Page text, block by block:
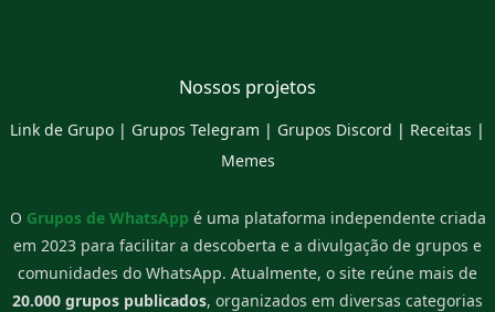
Nossos projetos
Link de Grupo | Grupos Telegram | Grupos Discord | Receitas |
Memes
O Grupos de WhatsApp é uma plataforma independente criada
em 2023 para facilitar a descoberta e a divulgação de grupos e
comunidades do WhatsApp. Atualmente, o site reúne mais de
20.000 grupos publicados, organizados em diversas categorias